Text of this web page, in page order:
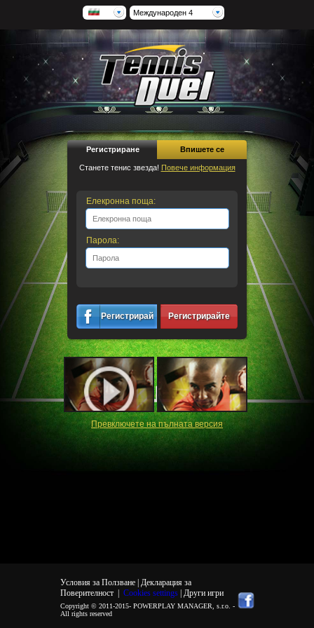
Международен 4
Регистриране Впишете се
Станете тенис звезда! Повече информация
Елекронна поща:
Парола:
Регистрирайте
се
Регистрирайте
се
Превключете на пълната версия
Условия за Ползване | Декларация за
Поверителност| Cookies settings | Други игри
Copyright © 2011-2015- POWERPLAY MANAGER, s.r.o. -
All rights reserved